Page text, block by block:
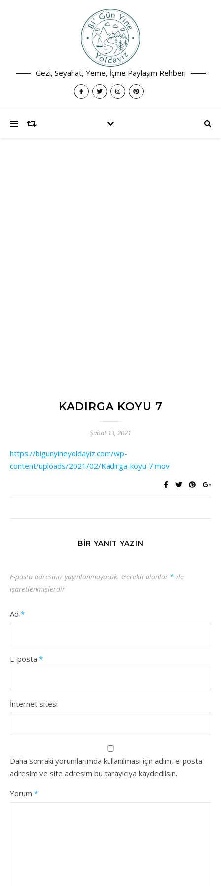
Gezi, Seyahat, Yeme, İçme Paylaşım Rehberi
KADIRGA KOYU 7
Şubat 13, 2021
https://bigunyineyoldayiz.com/wp-
content/uploads/2021/02/Kadirga-koyu-7.mov
BIR YANIT YAZIN
E-posta adresiniz yayınlanmayacak. Gerekli alanlar * ile
işaretlenmişlerdir
Ad *
E-posta *
İnternet sitesi
Daha sonraki yorumlarımda kullanılması için adım, e-posta
adresim ve site adresim bu tarayıcıya kaydedilsin.
Yorum *